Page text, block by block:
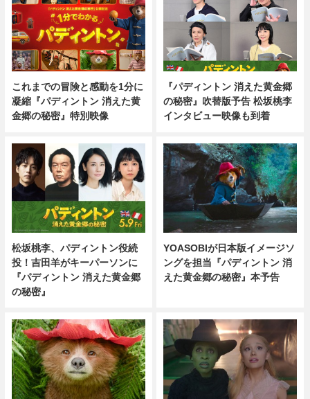
これまでの冒険と感動を1分に
凝縮『パディントン 消えた黄
金郷の秘密』特別映像
『パディントン 消えた黄金郷
の秘密』吹替版予告 松坂桃李
インタビュー映像も到着
松坂桃李、パディントン役続
投！吉田羊がキーパーソンに
『パディントン 消えた黄金郷
の秘密』
YOASOBIが日本版イメージソ
ングを担当『パディントン 消
えた黄金郷の秘密』本予告